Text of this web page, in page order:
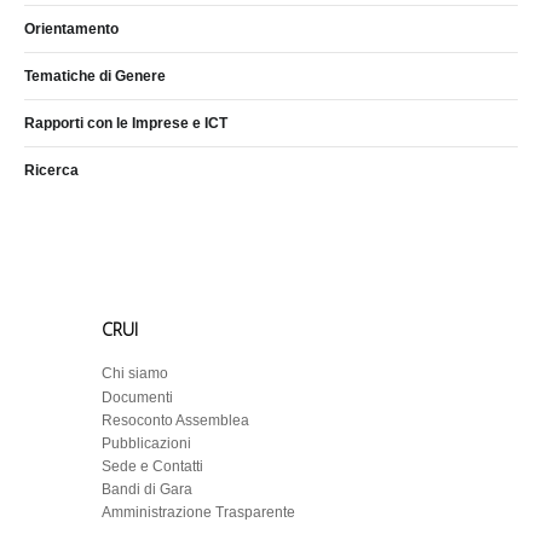
Orientamento
Tematiche di Genere
Rapporti con le Imprese e ICT
Ricerca
CRUI
Chi siamo
Documenti
Resoconto Assemblea
Pubblicazioni
Sede e Contatti
Bandi di Gara
Amministrazione Trasparente